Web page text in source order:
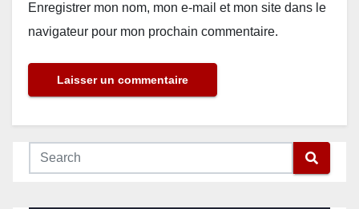
Enregistrer mon nom, mon e-mail et mon site dans le
navigateur pour mon prochain commentaire.